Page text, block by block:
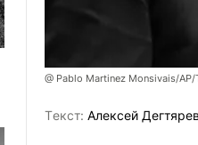
@ Pablo Martinez Monsivais/
Tекст: Алексей Дегтярев